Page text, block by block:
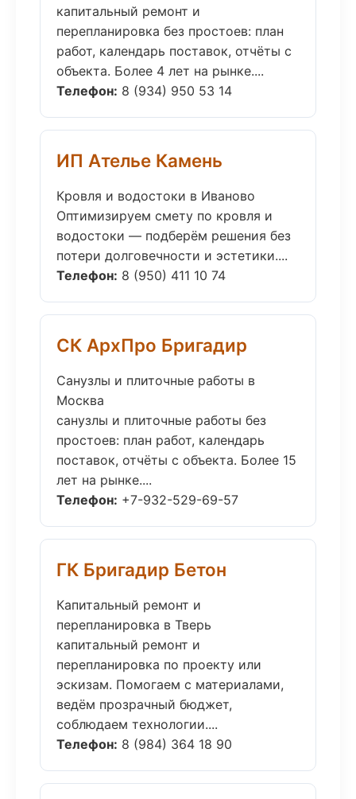
капитальный ремонт и
перепланировка без простоев: план
работ, календарь поставок, отчёты с
объекта. Более 4 лет на рынке....
Телефон: 8 (934) 950 53 14
ИП Ателье Камень
Кровля и водостоки в Иваново
Оптимизируем смету по кровля и
водостоки — подберём решения без
потери долговечности и эстетики....
Телефон: 8 (950) 411 10 74
СК АрхПро Бригадир
Санузлы и плиточные работы в
Москва
санузлы и плиточные работы без
простоев: план работ, календарь
поставок, отчёты с объекта. Более 15
лет на рынке....
Телефон: +7-932-529-69-57
ГК Бригадир Бетон
Капитальный ремонт и
перепланировка в Тверь
капитальный ремонт и
перепланировка по проекту или
эскизам. Помогаем с материалами,
ведём прозрачный бюджет,
соблюдаем технологии....
Телефон: 8 (984) 364 18 90